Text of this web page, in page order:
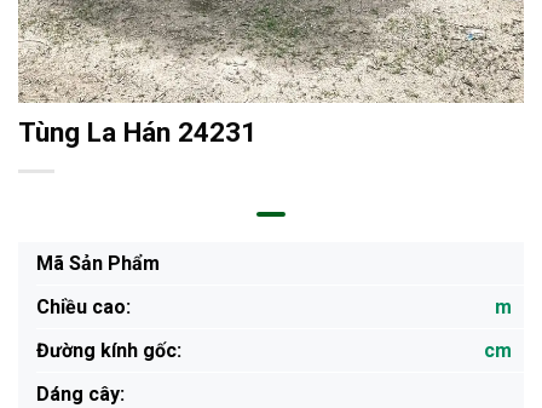
Tùng La Hán 24231
Mã Sản Phẩm
Chiều cao:
m
Đường kính gốc:
cm
Dáng cây: